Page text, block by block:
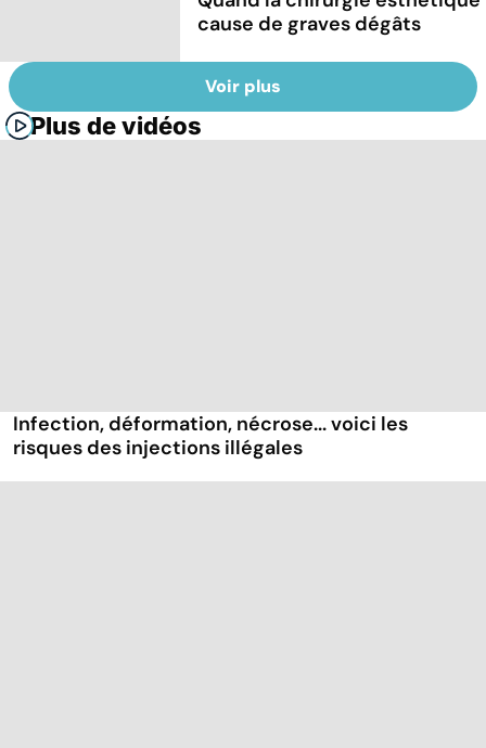
cause de graves dégâts
Voir plus
Plus de vidéos
Infection, déformation, nécrose... voici les
risques des injections illégales